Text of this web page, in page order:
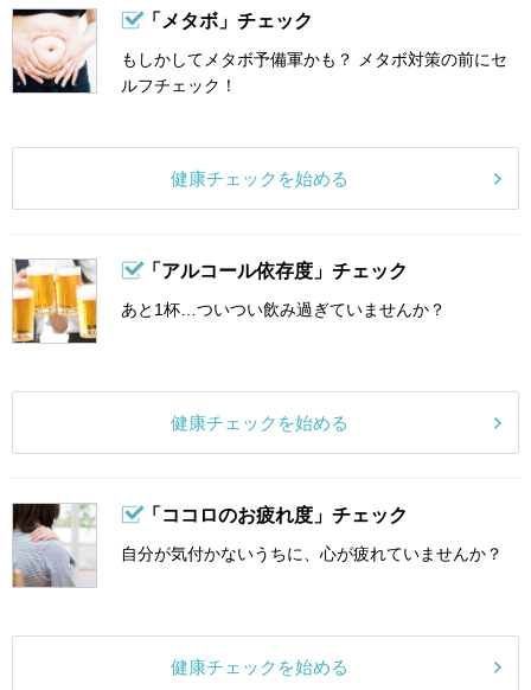
「メタボ」チェック
もしかしてメタボ予備軍かも？ メタボ対策の前にセ
ルフチェック！
健康チェックを始める
「アルコール依存度」チェック
あと1杯…ついつい飲み過ぎていませんか？
健康チェックを始める
「ココロのお疲れ度」チェック
自分が気付かないうちに、心が疲れていませんか？
健康チェックを始める